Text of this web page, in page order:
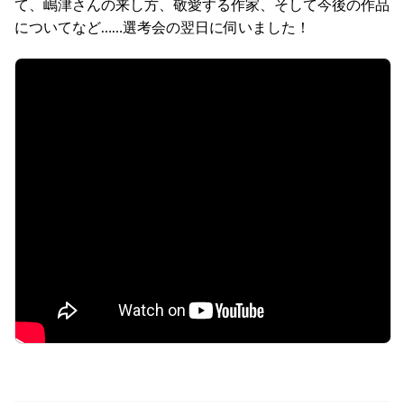
て、嶋津さんの来し方、敬愛する作家、そして今後の作品
についてなど……選考会の翌日に伺いました！